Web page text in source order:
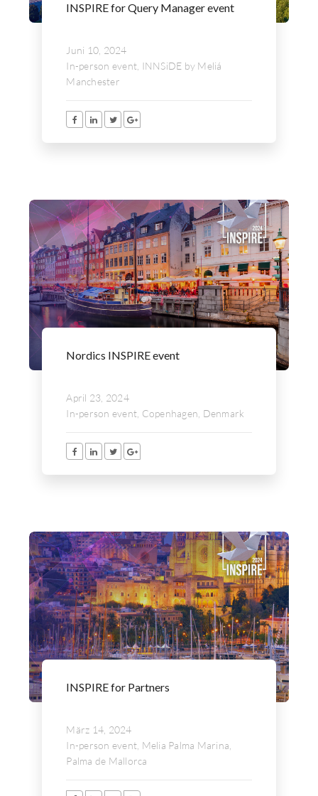
INSPIRE for Query Manager event
Juni 10, 2024
In-person event, INNSiDE by Meliá
Manchester
Nordics INSPIRE event
April 23, 2024
In-person event, Copenhagen, Denmark
INSPIRE for Partners
März 14, 2024
In-person event, Melia Palma Marina,
Palma de Mallorca